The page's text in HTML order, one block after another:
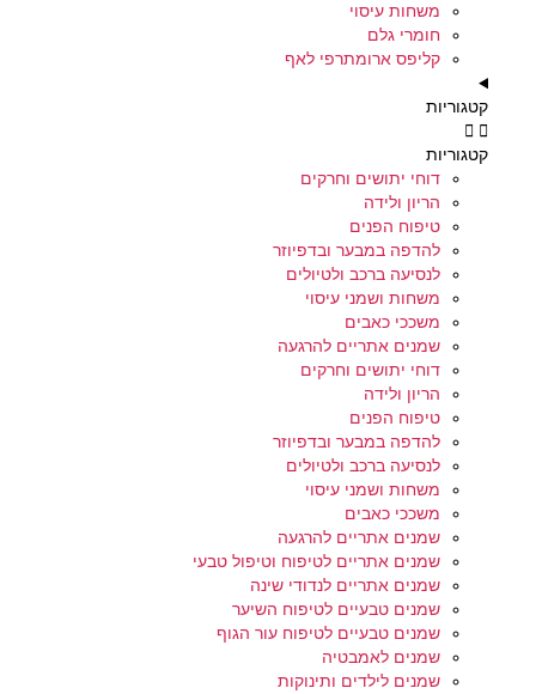
משחות עיסוי
חומרי גלם
קליפס ארומתרפי לאף
קטגוריות
קטגוריות
דוחי יתושים וחרקים
הריון ולידה
טיפוח הפנים
להדפה במבער ובדפיוזר
לנסיעה ברכב ולטיולים
משחות ושמני עיסוי
משככי כאבים
שמנים אתריים להרגעה
דוחי יתושים וחרקים
הריון ולידה
טיפוח הפנים
להדפה במבער ובדפיוזר
לנסיעה ברכב ולטיולים
משחות ושמני עיסוי
משככי כאבים
שמנים אתריים להרגעה
שמנים אתריים לטיפוח וטיפול טבעי
שמנים אתריים לנדודי שינה
שמנים טבעיים לטיפוח השיער
שמנים טבעיים לטיפוח עור הגוף
שמנים לאמבטיה
שמנים לילדים ותינוקות